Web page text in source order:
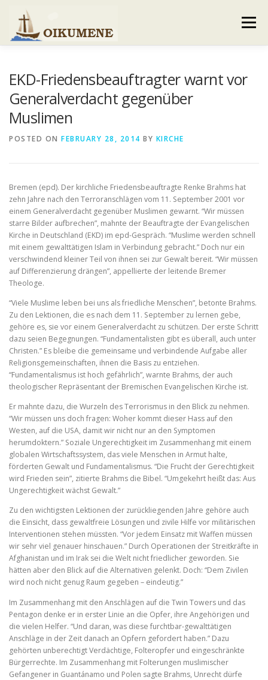
content
Menu
GEMEINDEBRIEF
EKD-Friedensbeauftragter warnt vor
Generalverdacht gegenüber
Muslimen
POSTED ON FEBRUARY 28, 2014 BY KIRCHE
Bremen (epd). Der kirchliche Friedensbeauftragte Renke Brahms hat
zehn Jahre nach den Terroranschlägen vom 11. September 2001 vor
einem Generalverdacht gegenüber Muslimen gewarnt. “Wir müssen
starre Bilder aufbrechen”, mahnte der Beauftragte der Evangelischen
Kirche in Deutschland (EKD) im epd-Gespräch. “Muslime werden schnell
mit einem gewalttätigen Islam in Verbindung gebracht.” Doch nur ein
verschwindend kleiner Teil von ihnen sei zur Gewalt bereit. “Wir müssen
auf Differenzierung drängen”, appellierte der leitende Bremer
Theologe.
“Viele Muslime leben bei uns als friedliche Menschen”, betonte Brahms.
Zu den Lektionen, die es nach dem 11. September zu lernen gebe,
gehöre es, sie vor einem Generalverdacht zu schützen. Der erste Schritt
dazu seien Begegnungen. “Fundamentalisten gibt es überall, auch unter
Christen.” Es bleibe die gemeinsame und verbindende Aufgabe aller
Religionsgemeinschaften, ihnen die Basis zu entziehen.
“Fundamentalismus ist hoch gefährlich”, warnte Brahms, der auch
theologischer Repräsentant der Bremischen Evangelischen Kirche ist.
Er mahnte dazu, die Wurzeln des Terrorismus in den Blick zu nehmen.
“Wir müssen uns doch fragen: Woher kommt dieser Hass auf den
Westen, auf die USA, damit wir nicht nur an den Symptomen
herumdoktern.” Soziale Ungerechtigkeit im Zusammenhang mit einem
globalen Wirtschaftssystem, das viele Menschen in Armut halte,
förderten Gewalt und Fundamentalismus. “Die Frucht der Gerechtigkeit
wird Frieden sein”, zitierte Brahms die Bibel. “Umgekehrt heißt das: Aus
Ungerechtigkeit wächst Gewalt.”
Zu den wichtigsten Lektionen der zurückliegenden Jahre gehöre auch
die Einsicht, dass gewaltfreie Lösungen und zivile Hilfe vor militärischen
Interventionen stehen müssten. “Vor jedem Einsatz mit Waffen müssen
wir sehr viel genauer hinschauen.” Durch Operationen der Streitkräfte in
Afghanistan und im Irak sei die Welt nicht friedlicher geworden. Sie
hätten aber den Blick auf die Alternativen gelenkt. Doch: “Dem Zivilen
wird noch nicht genug Raum gegeben – eindeutig.”
Im Zusammenhang mit den Anschlägen auf die Twin Towers und das
Pentagon denke er in erster Linie an die Opfer, ihre Angehörigen und
die vielen Helfer. “Und daran, was diese furchtbar-gewalttätigen
Anschläge in der Zeit danach an Opfern gefordert haben.” Dazu
gehörten unberechtigt Verdächtige, Folteropfer und eingeschränkte
Bürgerrechte. Im Zusammenhang mit Folterungen muslimischer
Gefangener in Guantánamo und Polen sagte Brahms, Unrecht dürfe